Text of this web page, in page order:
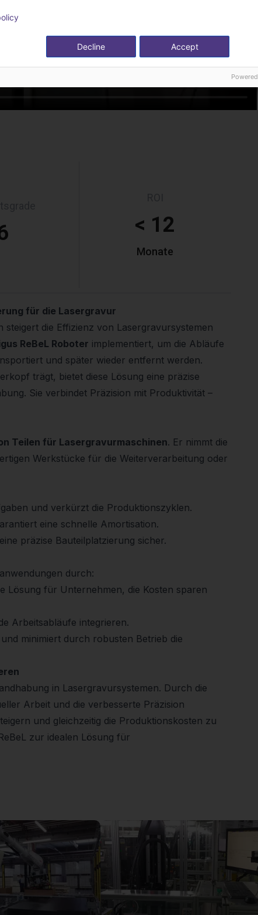
< 12
Monate
für die Lasergravur
die Effizienz von Lasergravursystemen
ReBeL Roboter implementiert, um die Abläufe
und später wieder entfernt werden.
trägt, bietet diese Lösung eine präzise
Sie verbindet Präzision mit Produktivität –
Teilen für Lasergravurmaschinen. Er nimmt die
Werkstücke für die Weiterverarbeitung oder
und verkürzt die Produktionszyklen.
eine schnelle Amortisation.
präzise Bauteilplatzierung sicher.
durch:
Lösung für Unternehmen, die Kosten sparen
Arbeitsabläufe integrieren.
minimiert durch robusten Betrieb die
in Lasergravursystemen. Durch die
Arbeit und die verbesserte Präzision
und gleichzeitig die Produktionskosten zu
zur idealen Lösung für
Accept
Decline